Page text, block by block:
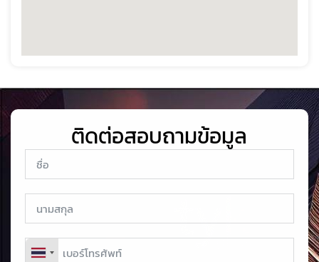
ติดต่อสอบถามข้อมูล